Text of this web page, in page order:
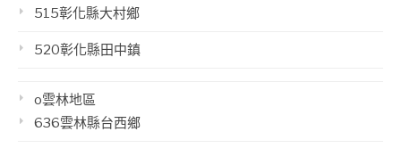
515彰化縣大村鄉
520彰化縣田中鎮
o雲林地區
636雲林縣台西鄉